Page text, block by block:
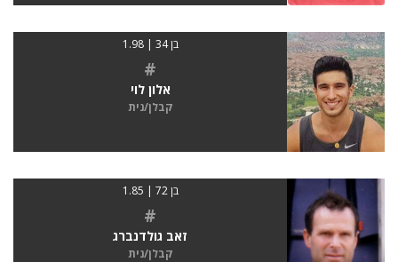
בן 34 | 1.98
#
אלון לוי
קבלן/נית
בן 72 | 1.85
#
זאב גולדנברג
קבלן/נית